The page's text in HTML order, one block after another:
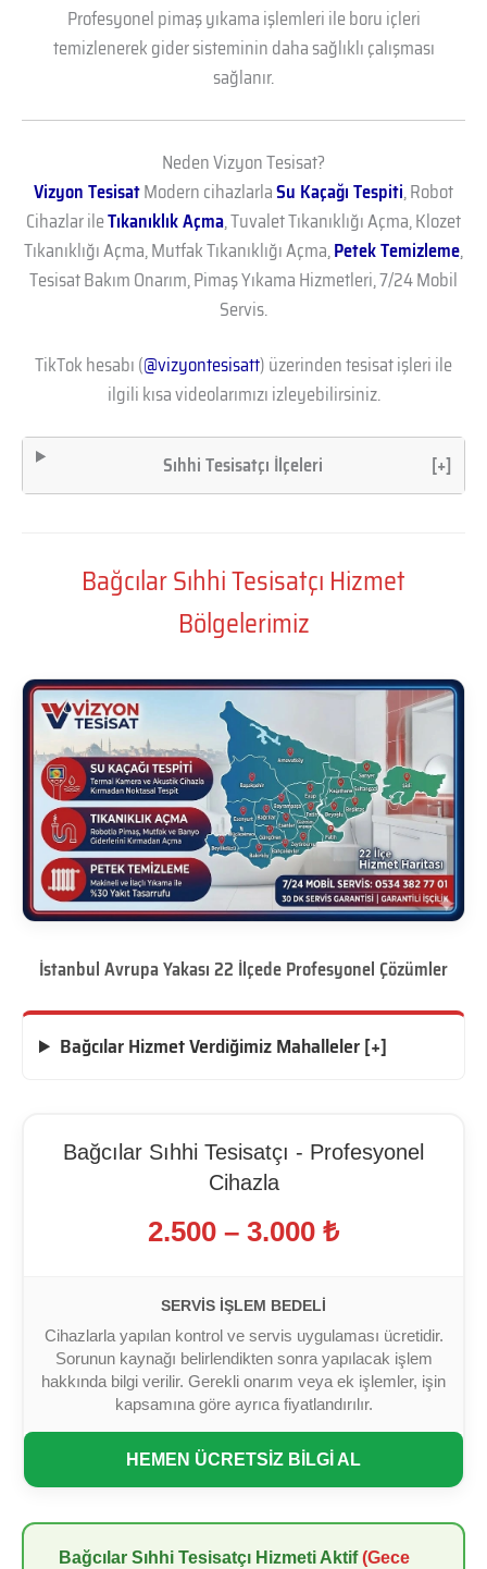
Profesyonel pimaş yıkama işlemleri ile boru içleri
temizlenerek gider sisteminin daha sağlıklı çalışması
sağlanır.
Neden Vizyon Tesisat?
Vizyon TesisatModern cihazlarlaSu Kaçağı Tespiti, Robot
Cihazlar ileTıkanıklık Açma, Tuvalet Tıkanıklığı Açma, Klozet
Tıkanıklığı Açma, Mutfak Tıkanıklığı Açma,Petek Temizleme,
Tesisat Bakım Onarım, Pimaş Yıkama Hizmetleri, 7/24 Mobil
Servis.
TikTok hesabı (@vizyontesisatt) üzerinden tesisat işleri ile
ilgili kısa videolarımızı izleyebilirsiniz.
Sıhhi Tesisatçı İlçeleri [+]
Bağcılar Sıhhi Tesisatçı Hizmet
Bölgelerimiz
İstanbul Avrupa Yakası 22 İlçede Profesyonel Çözümler
Bağcılar Hizmet Verdiğimiz Mahalleler [+]
Bağcılar Sıhhi Tesisatçı - Profesyonel
Cihazla
2.500 – 3.000 ₺
SERVIS İŞLEM BEDELI
Cihazlarla yapılan kontrol ve servis uygulaması ücretidir.
Sorunun kaynağı belirlendikten sonra yapılacak işlem
hakkında bilgi verilir. Gerekli onarım veya ek işlemler, işin
kapsamına göre ayrıca fiyatlandırılır.
HEMEN ÜCRETSİZ BİLGİ AL
Bağcılar Sıhhi Tesisatçı Hizmeti Aktif(Gece